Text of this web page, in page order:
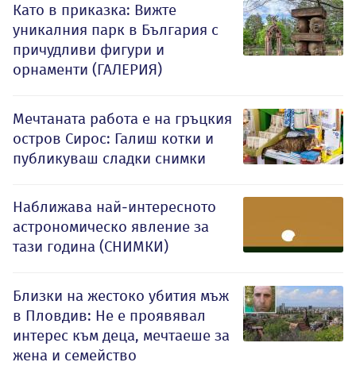
Като в приказка: Вижте
уникалния парк в България с
причудливи фигури и
орнаменти (ГАЛЕРИЯ)
Мечтаната работа е на гръцкия
остров Сирос: Галиш котки и
публикуваш сладки снимки
Наближава най-интересното
астрономическо явление за
тази година (СНИМКИ)
Близки на жестоко убития мъж
в Пловдив: Не е проявявал
интерес към деца, мечтаеше за
жена и семейство